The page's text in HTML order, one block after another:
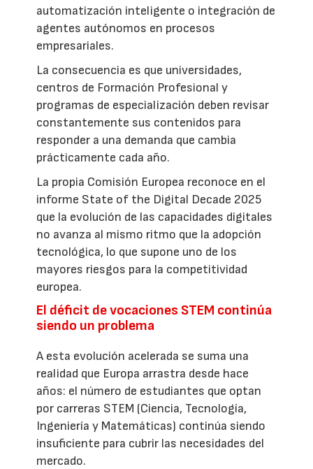
automatización inteligente o integración de
agentes autónomos en procesos
empresariales.
La consecuencia es que universidades,
centros de Formación Profesional y
programas de especialización deben revisar
constantemente sus contenidos para
responder a una demanda que cambia
prácticamente cada año.
La propia Comisión Europea reconoce en el
informe State of the Digital Decade 2025
que la evolución de las capacidades digitales
no avanza al mismo ritmo que la adopción
tecnológica, lo que supone uno de los
mayores riesgos para la competitividad
europea.
El déficit de vocaciones STEM continúa
siendo un problema
A esta evolución acelerada se suma una
realidad que Europa arrastra desde hace
años: el número de estudiantes que optan
por carreras STEM (Ciencia, Tecnología,
Ingeniería y Matemáticas) continúa siendo
insuficiente para cubrir las necesidades del
mercado.